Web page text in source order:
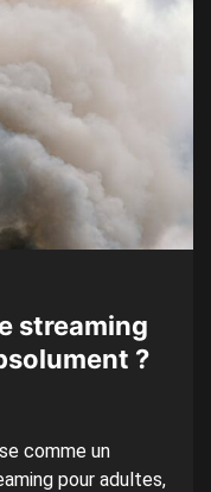
streaming
?
comme un
pour adultes,